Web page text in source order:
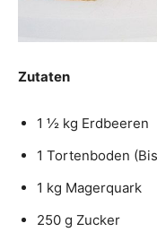
Zutaten
1 ½ kg Erdbeeren
1 Tortenboden
1 kg Magerquark
250 g Zucker